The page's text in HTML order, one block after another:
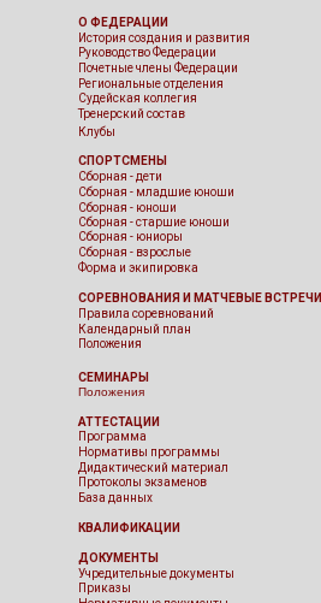
История создания и развития
СОРЕВНОВАНИЯ И МАТЧЕВЫЕ ВСТРЕЧИ
Сборная - дети
Правила соревнований
О ФЕДЕРАЦИИ
СПОРТСМЕНЫ
СЕМИНАРЫ
Положения
АТТЕСТАЦИИ
КВАЛИФИКАЦИИ
ДОКУМЕНТЫ
Учредительные документы
Программа
Судейская коллегия
Почетные члены Федерации
Руководство Федерации
Тренерский состав
Клубы
Региональные отделения
Сборная - юниоры
Форма и экипировка
Сборная - старшие юноши
Сборная - юноши
Сборная - взрослые
Сборная - младшие юноши
Календарный план
База данных
Дидактический материал
Нормативы программы
Протоколы экзаменов
Приказы
Положения